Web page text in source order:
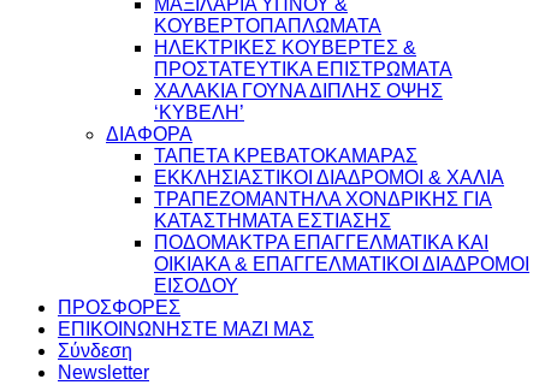
ΜΑΞΙΛΑΡΙΑ ΥΠΝΟΥ &
ΚΟΥΒΕΡΤΟΠΑΠΛΩΜΑΤΑ
ΗΛΕΚΤΡΙΚΕΣ ΚΟΥΒΕΡΤΕΣ &
ΠΡΟΣΤΑΤΕΥΤΙΚΑ ΕΠΙΣΤΡΩΜΑΤΑ
ΧΑΛΑΚΙΑ ΓΟΥΝΑ ΔΙΠΛΗΣ ΟΨΗΣ
‘ΚΥΒΕΛΗ’
ΔΙΑΦΟΡΑ
ΤΑΠΕΤΑ ΚΡΕΒΑΤΟΚΑΜΑΡΑΣ
ΕΚΚΛΗΣΙΑΣΤΙΚΟΙ ΔΙΑΔΡΟΜΟΙ & ΧΑΛΙΑ
ΤΡΑΠΕΖΟΜΑΝΤΗΛΑ ΧΟΝΔΡΙΚΗΣ ΓΙΑ
ΚΑΤΑΣΤΗΜΑΤΑ ΕΣΤΙΑΣΗΣ
ΠΟΔΟΜΑΚΤΡΑ ΕΠΑΓΓΕΛΜΑΤΙΚΑ ΚΑΙ
ΟΙΚΙΑΚΑ & ΕΠΑΓΓΕΛΜΑΤΙΚΟΙ ΔΙΑΔΡΟΜΟΙ
ΕΙΣΟΔΟΥ
ΠΡΟΣΦΟΡΕΣ
ΕΠΙΚΟΙΝΩΝΗΣΤΕ ΜΑΖΙ ΜΑΣ
Σύνδεση
Newsletter